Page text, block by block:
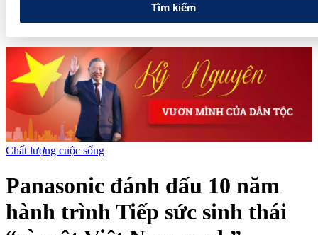
Tìm kiếm
Chất lượng cuộc sống
Panasonic đánh dấu 10 năm
hành trình Tiếp sức sinh thái